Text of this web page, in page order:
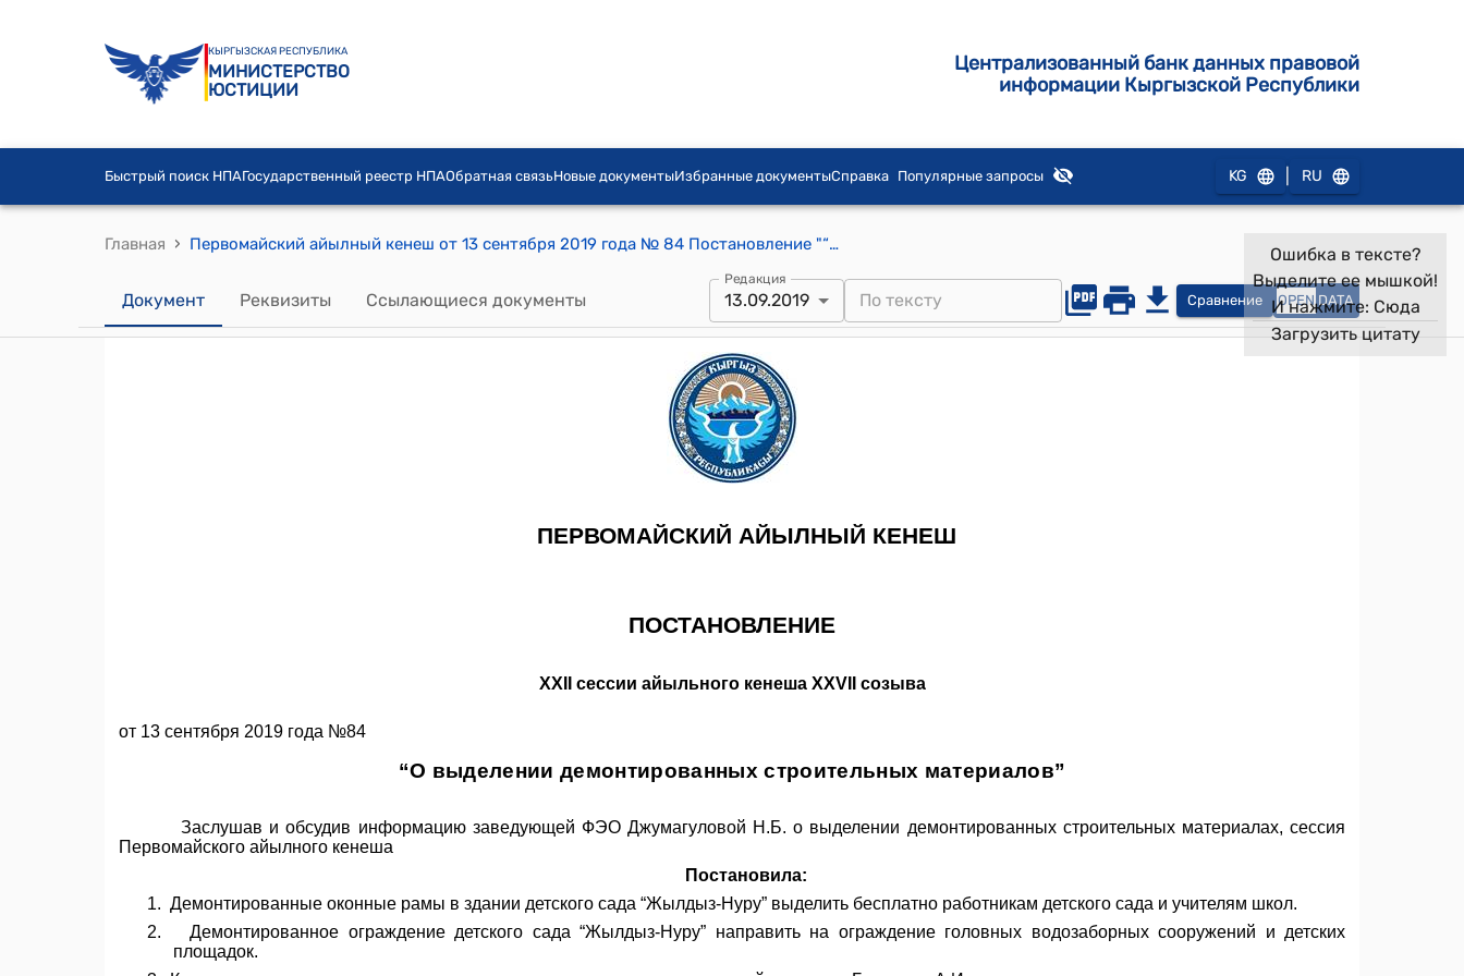
КЫРГЫЗСКАЯ РЕСПУБЛИКА
МИНИСТЕРСТВО
ЮСТИЦИИ
Централизованный банк данных правовой
информации Кыргызской Республики
Быстрый поиск НПАГосударственный реестр НПАОбратная связьНовые документыИзбранные документыСправка Популярные запросы KG RU
Главная › Первомайский айылный кенеш от 13 сентября 2019 года № 84 Постановление "“О выделении демонтированных строительных материалов”"
Документ Реквизиты Ссылающиеся документы
Редакция
13.09.2019 Сравнение OPEN DATA
Ошибка в тексте?
Выделите ее мышкой!
И нажмите: Сюда
Загрузить цитату